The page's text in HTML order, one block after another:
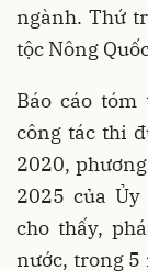
ngành. Thứ
tộc Nông
Báo cáo
công tác thi
2020,
2025 của
cho thấy,
nước, trong 5